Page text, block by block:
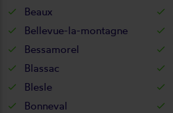
Beaux
Bellevue-la-montagne
Bessamorel
Blassac
Blesle
Bonneval